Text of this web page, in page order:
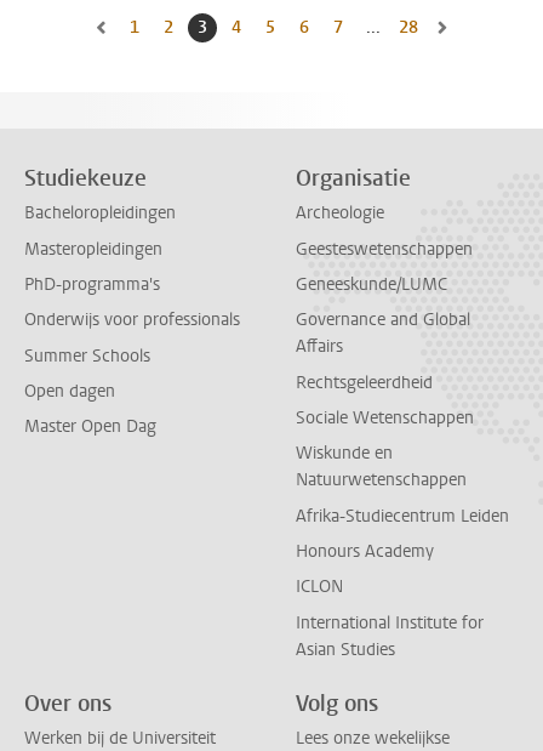
Naar vorige pagina, pagina 2
Naar pagina
1 Naar pagina
2 Huidige pagina, pagina
3 Naar pagina
4 Naar pagina
5 Naar pagina
6 Naar pagina
7 ... Naar laatste
28
Studiekeuze
Bacheloropleidingen
Masteropleidingen
PhD-programma's
Onderwijs voor professionals
Summer Schools
Open dagen
Master Open Dag
Organisatie
Archeologie
Geesteswetenschappen
Geneeskunde/LUMC
Governance and Global
Affairs
Rechtsgeleerdheid
Sociale Wetenschappen
Wiskunde en
Natuurwetenschappen
Afrika-Studiecentrum Leiden
Honours Academy
ICLON
International Institute for
Asian Studies
Over ons
Werken bij de Universiteit
Volg ons
Lees onze wekelijkse